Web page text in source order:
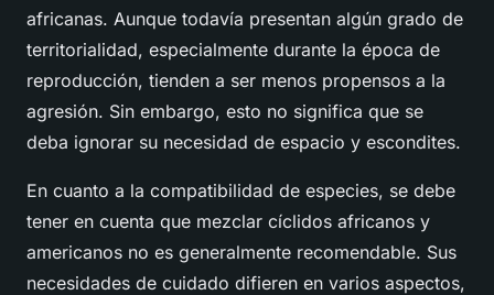
africanas. Aunque todavía presentan algún grado de
territorialidad, especialmente durante la época de
reproducción, tienden a ser menos propensos a la
agresión. Sin embargo, esto no significa que se
deba ignorar su necesidad de espacio y escondites.
En cuanto a la compatibilidad de especies, se debe
tener en cuenta que mezclar cíclidos africanos y
americanos no es generalmente recomendable. Sus
necesidades de cuidado difieren en varios aspectos,